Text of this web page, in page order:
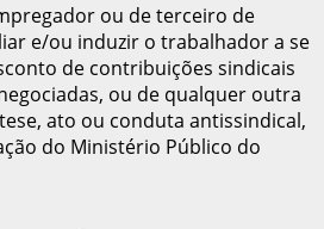
ou de terceiro de
e/ou induzir o trabalhador a se
de contribuições sindicais
ou de qualquer outra
ato ou conduta antissindical,
do Ministério Público do